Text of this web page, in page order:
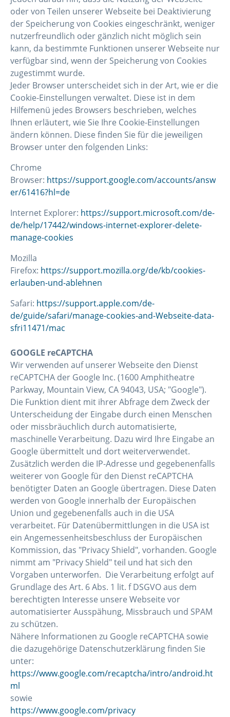
oder von Teilen unserer Webseite bei Deaktivierung
der Speicherung von Cookies eingeschränkt, weniger
nutzerfreundlich oder gänzlich nicht möglich sein
kann, da bestimmte Funktionen unserer Webseite nur
verfügbar sind, wenn der Speicherung von Cookies
zugestimmt wurde.
Jeder Browser unterscheidet sich in der Art, wie er die
Cookie-Einstellungen verwaltet. Diese ist in dem
Hilfemenü jedes Browsers beschrieben, welches
Ihnen erläutert, wie Sie Ihre Cookie-Einstellungen
ändern können. Diese finden Sie für die jeweiligen
Browser unter den folgenden Links:
Chrome
Browser: https://support.google.com/accounts/answ
er/61416?hl=de
Internet Explorer: https://support.microsoft.com/de-
de/help/17442/windows-internet-explorer-delete-
manage-cookies
Mozilla
Firefox: https://support.mozilla.org/de/kb/cookies-
erlauben-und-ablehnen
Safari: https://support.apple.com/de-
de/guide/safari/manage-cookies-and-Webseite-data-
sfri11471/mac
GOOGLE reCAPTCHA
Wir verwenden auf unserer Webseite den Dienst
reCAPTCHA der Google Inc. (1600 Amphitheatre
Parkway, Mountain View, CA 94043, USA; "Google").
Die Funktion dient mit ihrer Abfrage dem Zweck der
Unterscheidung der Eingabe durch einen Menschen
oder missbräuchlich durch automatisierte,
maschinelle Verarbeitung. Dazu wird Ihre Eingabe an
Google übermittelt und dort weiterverwendet.
Zusätzlich werden die IP-Adresse und gegebenenfalls
weiterer von Google für den Dienst reCAPTCHA
benötigter Daten an Google übertragen. Diese Daten
werden von Google innerhalb der Europäischen
Union und gegebenenfalls auch in die USA
verarbeitet. Für Datenübermittlungen in die USA ist
ein Angemessenheitsbeschluss der Europäischen
Kommission, das "Privacy Shield", vorhanden. Google
nimmt am "Privacy Shield" teil und hat sich den
Vorgaben unterworfen. Die Verarbeitung erfolgt auf
Grundlage des Art. 6 Abs. 1 lit. f DSGVO aus dem
berechtigten Interesse unsere Webseite vor
automatisierter Ausspähung, Missbrauch und SPAM
zu schützen.
Nähere Informationen zu Google reCAPTCHA sowie
die dazugehörige Datenschutzerklärung finden Sie
unter:
https://www.google.com/recaptcha/intro/android.ht
ml
sowie
https://www.google.com/privacy